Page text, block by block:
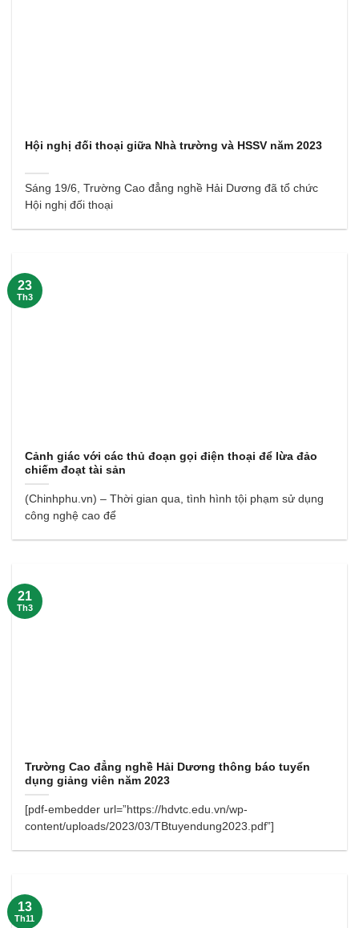
Hội nghị đối thoại giữa Nhà trường và HSSV năm 2023
Sáng 19/6, Trường Cao đẳng nghề Hải Dương đã tổ chức
Hội nghị đối thoại
Cảnh giác với các thủ đoạn gọi điện thoại để lừa đảo
chiếm đoạt tài sản
(Chinhphu.vn) – Thời gian qua, tình hình tội phạm sử dụng
công nghệ cao để
23
Th3
Trường Cao đẳng nghề Hải Dương thông báo tuyển
dụng giảng viên năm 2023
[pdf-embedder url=”https://hdvtc.edu.vn/wp-
content/uploads/2023/03/TBtuyendung2023.pdf”]
21
Th3
13
Th11